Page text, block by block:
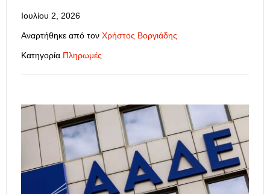
Ιουλίου 2, 2026
Αναρτήθηκε από τον Χρήστος Βοργιάδης
Κατηγορία Πληρωμές